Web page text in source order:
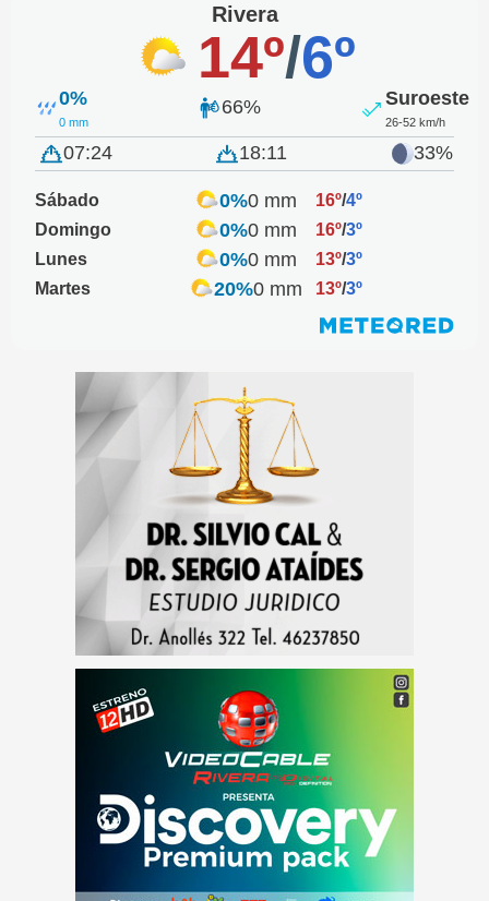
Rivera
14º/6º
0%
0 mm
66% Suroeste
26-52 km/h
07:24 18:11 33%
Sábado 0%0 mm 16º/4º
Domingo
0%0 mm 16º/3º
Lunes
0%0 mm 13º/3º
Martes
20%0 mm 13º/3º